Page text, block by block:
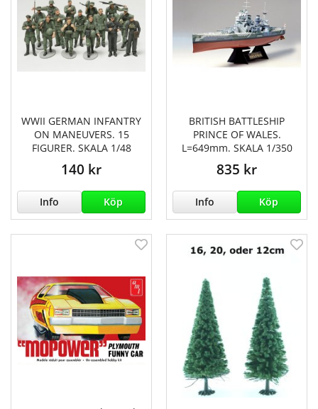
WWII GERMAN INFANTRY
ON MANEUVERS. 15
FIGURER. SKALA 1/48
140 kr
Info Köp
BRITISH BATTLESHIP
PRINCE OF WALES.
L=649mm. SKALA 1/350
835 kr
Info Köp